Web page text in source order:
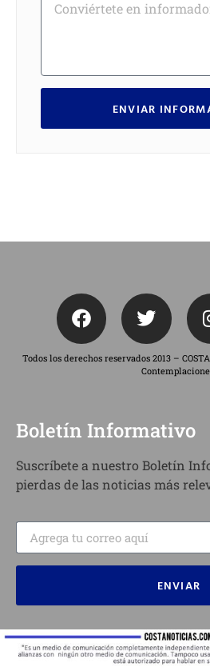
ENVIAR
Todos los derechos reservados 2013 –
Boletín Informativo
Suscríbete a nuestro Boletín
pierdas de las noticias más
ENVIAR